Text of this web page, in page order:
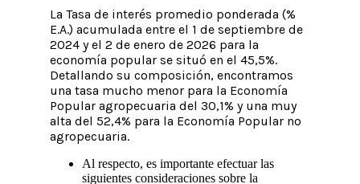
La Tasa de interés promedio ponderada (%
E.A.) acumulada entre el 1 de septiembre de
2024 y el 2 de enero de 2026 para la
economía popular se situó en el 45,5%.
Detallando su composición, encontramos
una tasa mucho menor para la Economía
Popular agropecuaria del 30,1% y una muy
alta del 52,4% para la Economía Popular no
agropecuaria.
Al respecto, es importante efectuar las
siguientes consideraciones sobre la